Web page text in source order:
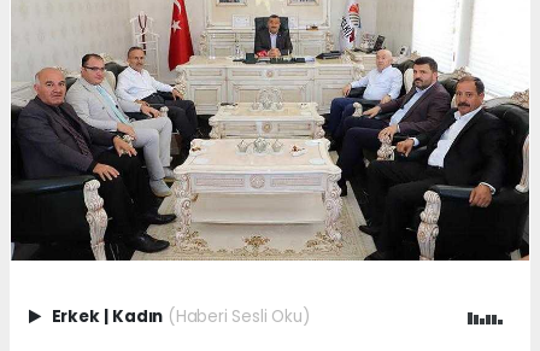
Erkek | Kadın (Haberi Sesli Oku)